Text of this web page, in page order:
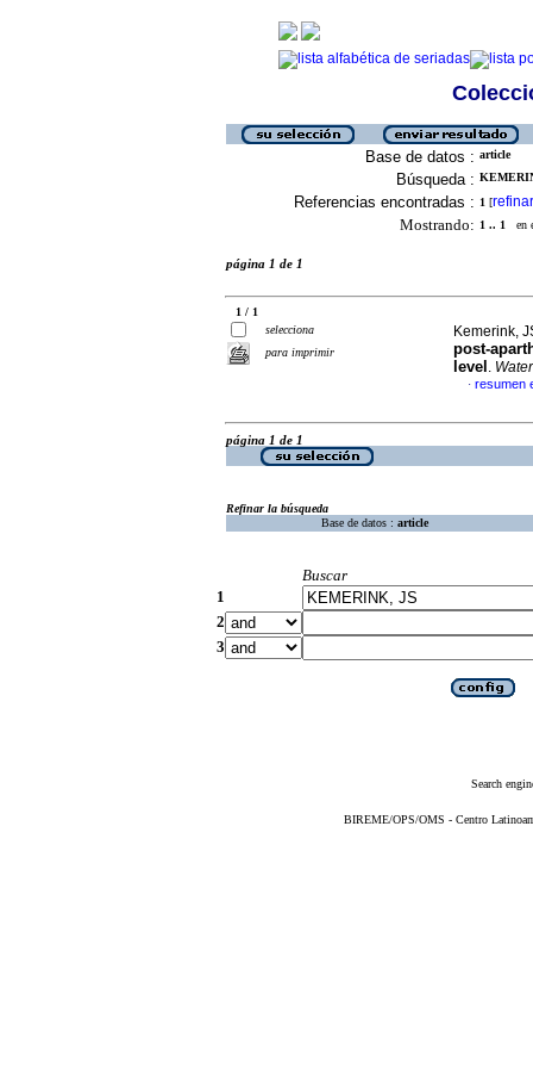
Base de datos : article
Búsqueda :
Referencias encontradas : 1 [refinar
Mostrando: 1 .. 1 en
página 1 de 1
1 / 1
selecciona
para imprimir
Kemerink,
post-
level .
· resumen
página 1 de 1
Refinar la búsqueda
Base de datos : article
Buscar
1
2
3
Search
BIREME/OPS/OMS - Centro